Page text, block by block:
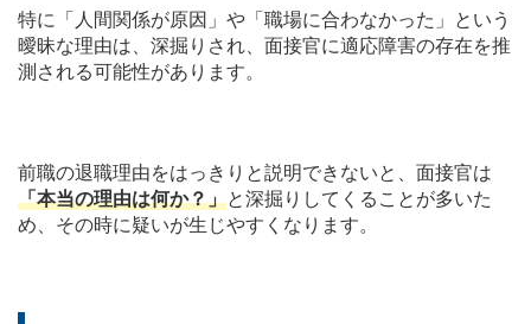
特に「人間関係が原因」や「職場に合わなかった」という
曖昧な理由は、深掘りされ、面接官に適応障害の存在を推
測される可能性があります。
前職の退職理由をはっきりと説明できないと、面接官は
「本当の理由は何か？」と深掘りしてくることが多いた
め、その時に疑いが生じやすくなります。